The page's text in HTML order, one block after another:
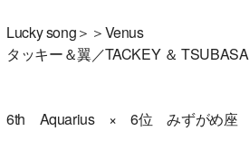
Lucky song＞＞Venus
タッキー＆翼／TACKEY ＆ TSUBASA
6th Aquarius × 6位 みずがめ座